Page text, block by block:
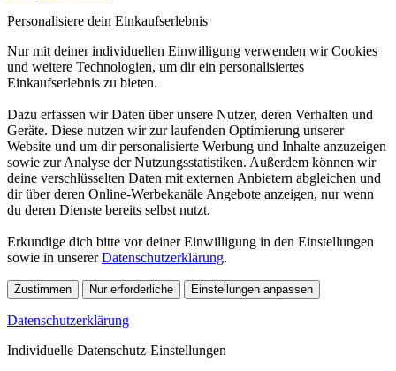
Personalisiere dein Einkaufserlebnis
Nur mit deiner individuellen Einwilligung verwenden wir Cookies
und weitere Technologien, um dir ein personalisiertes
Einkaufserlebnis zu bieten.
Dazu erfassen wir Daten über unsere Nutzer, deren Verhalten und
Geräte. Diese nutzen wir zur laufenden Optimierung unserer
Website und um dir personalisierte Werbung und Inhalte anzuzeigen
sowie zur Analyse der Nutzungsstatistiken. Außerdem können wir
deine verschlüsselten Daten mit externen Anbietern abgleichen und
dir über deren Online-Werbekanäle Angebote anzeigen, nur wenn
du deren Dienste bereits selbst nutzt.
Erkundige dich bitte vor deiner Einwilligung in den Einstellungen
sowie in unsererDatenschutzerklärung.
Zustimmen Nur erforderliche Einstellungen anpassen
Datenschutzerklärung
Individuelle Datenschutz-Einstellungen